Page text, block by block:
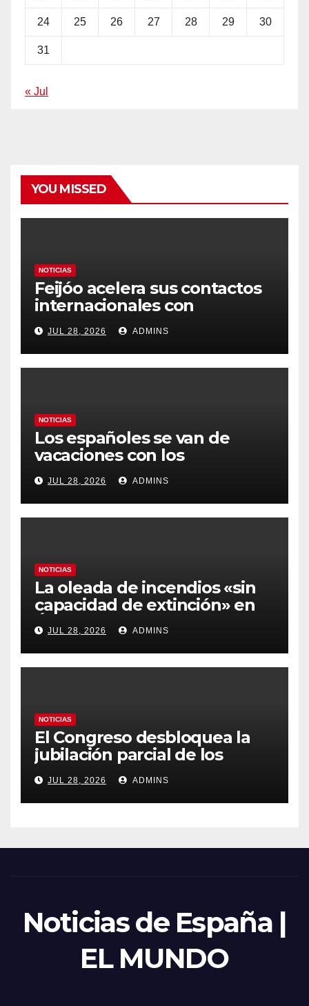
24 25 26 27 28 29 30
31
« Jul
YOU MISSED
NOTICIAS
Feijóo acelera sus contactos
internacionales con
Latinoamérica como socio
prioritario en su agenda de
gobierno
JUL 28, 2026 ADMINS
NOTICIAS
Los españoles se van de
vacaciones con los
carburantes hasta un 21%
más caros que el año pasado
y los hoteles disparados
JUL 28, 2026 ADMINS
NOTICIAS
La oleada de incendios «sin
capacidad de extinción» en
Ávila y al oeste de Madrid
obliga a declarar la
emergencia nacional
JUL 28, 2026 ADMINS
NOTICIAS
El Congreso desbloquea la
jubilación parcial de los
trabajadores laborales del
sector público
JUL 28, 2026 ADMINS
Noticias de España |
EL MUNDO